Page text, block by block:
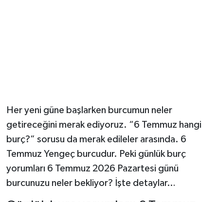
Her yeni güne başlarken burcumun neler
getireceğini merak ediyoruz. “6 Temmuz hangi
burç?” sorusu da merak edileler arasında. 6
Temmuz Yengeç burcudur. Peki günlük burç
yorumları 6 Temmuz 2026 Pazartesi günü
burcunuzu neler bekliyor? İşte detaylar…